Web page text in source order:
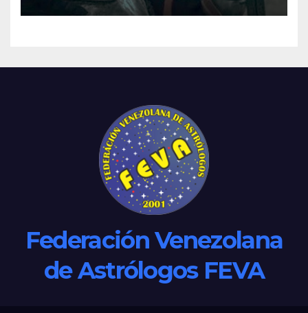
Federación Venezolana
de Astrólogos FEVA